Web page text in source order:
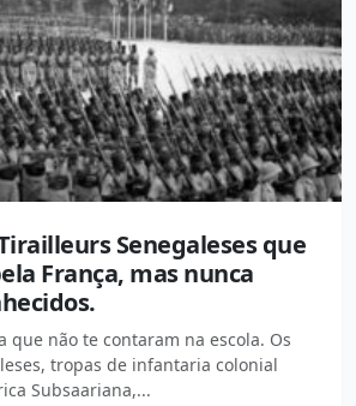
Senegaleses que
França, mas nunca
que não te contaram na escola. Os
tropas de infantaria colonial
Subsaariana,...